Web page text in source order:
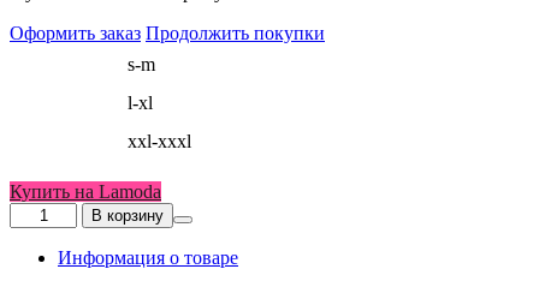
Оформить заказ Продолжить покупки
s-m
l-xl
xxl-xxxl
Купить на Lamoda
Количество
товара
Футболка
В корзину
Информация о товаре